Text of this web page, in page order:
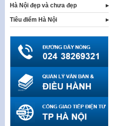
Hà Nội đẹp và chưa đẹp
Tiêu điểm Hà Nội